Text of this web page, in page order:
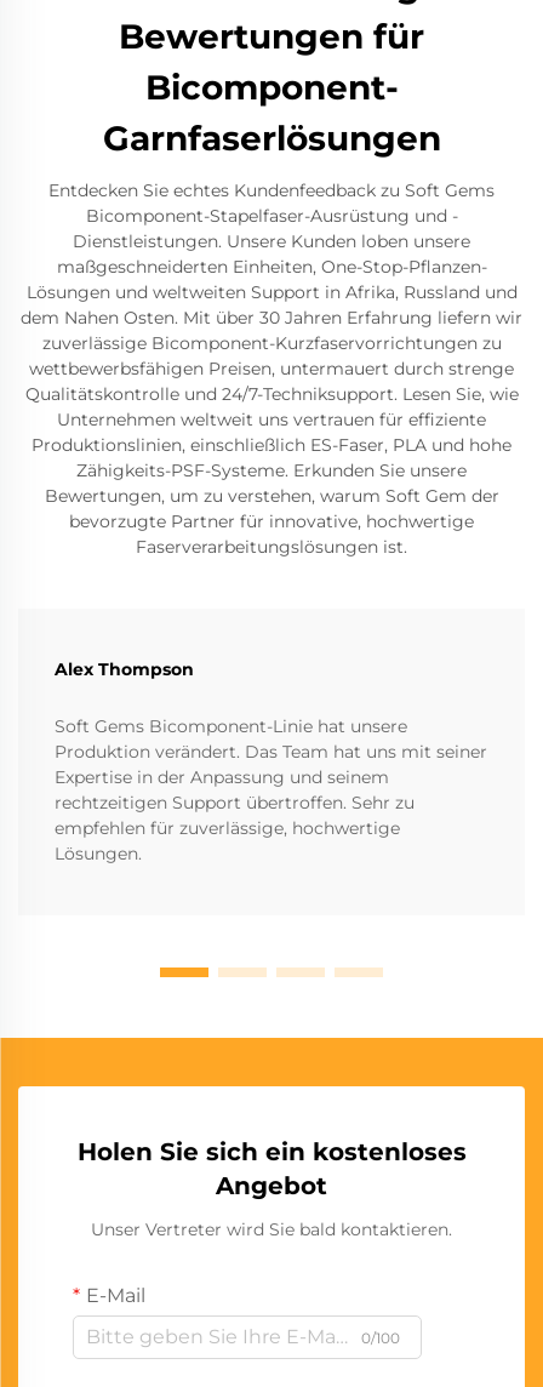
Bewertungen für
Bicomponent-
Garnfaserlösungen
Entdecken Sie echtes Kundenfeedback zu Soft Gems
Bicomponent-Stapelfaser-Ausrüstung und -
Dienstleistungen. Unsere Kunden loben unsere
maßgeschneiderten Einheiten, One-Stop-Pflanzen-
Lösungen und weltweiten Support in Afrika, Russland und
dem Nahen Osten. Mit über 30 Jahren Erfahrung liefern wir
zuverlässige Bicomponent-Kurzfaservorrichtungen zu
wettbewerbsfähigen Preisen, untermauert durch strenge
Qualitätskontrolle und 24/7-Techniksupport. Lesen Sie, wie
Unternehmen weltweit uns vertrauen für effiziente
Produktionslinien, einschließlich ES-Faser, PLA und hohe
Zähigkeits-PSF-Systeme. Erkunden Sie unsere
Bewertungen, um zu verstehen, warum Soft Gem der
bevorzugte Partner für innovative, hochwertige
Faserverarbeitungslösungen ist.
Alex Thompson
Soft Gems Bicomponent-Linie hat unsere
Produktion verändert. Das Team hat uns mit seiner
Expertise in der Anpassung und seinem
rechtzeitigen Support übertroffen. Sehr zu
empfehlen für zuverlässige, hochwertige
Lösungen.
Holen Sie sich ein kostenloses
Angebot
Unser Vertreter wird Sie bald kontaktieren.
E-Mail
0/100